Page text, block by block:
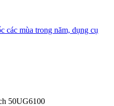
các mùa trong năm, dụng cụ
50UG6100